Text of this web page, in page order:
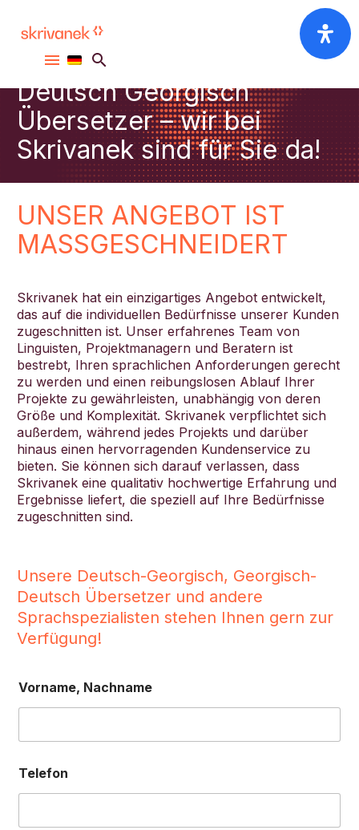
Deutsch
Deutsch Georgisch
Übersetzer – wir bei
Skrivanek sind für Sie da!
UNSER ANGEBOT IST
MASSGESCHNEIDERT
Skrivanek hat ein einzigartiges Angebot entwickelt,
das auf die individuellen Bedürfnisse unserer Kunden
zugeschnitten ist. Unser erfahrenes Team von
Linguisten, Projektmanagern und Beratern ist
bestrebt, Ihren sprachlichen Anforderungen gerecht
zu werden und einen reibungslosen Ablauf Ihrer
Projekte zu gewährleisten, unabhängig von deren
Größe und Komplexität. Skrivanek verpflichtet sich
außerdem, während jedes Projekts und darüber
hinaus einen hervorragenden Kundenservice zu
bieten. Sie können sich darauf verlassen, dass
Skrivanek eine qualitativ hochwertige Erfahrung und
Ergebnisse liefert, die speziell auf Ihre Bedürfnisse
zugeschnitten sind.
Unsere Deutsch-Georgisch, Georgisch-
Deutsch Übersetzer und andere
Sprachspezialisten stehen Ihnen gern zur
Verfügung!
Vorname, Nachname
Telefon